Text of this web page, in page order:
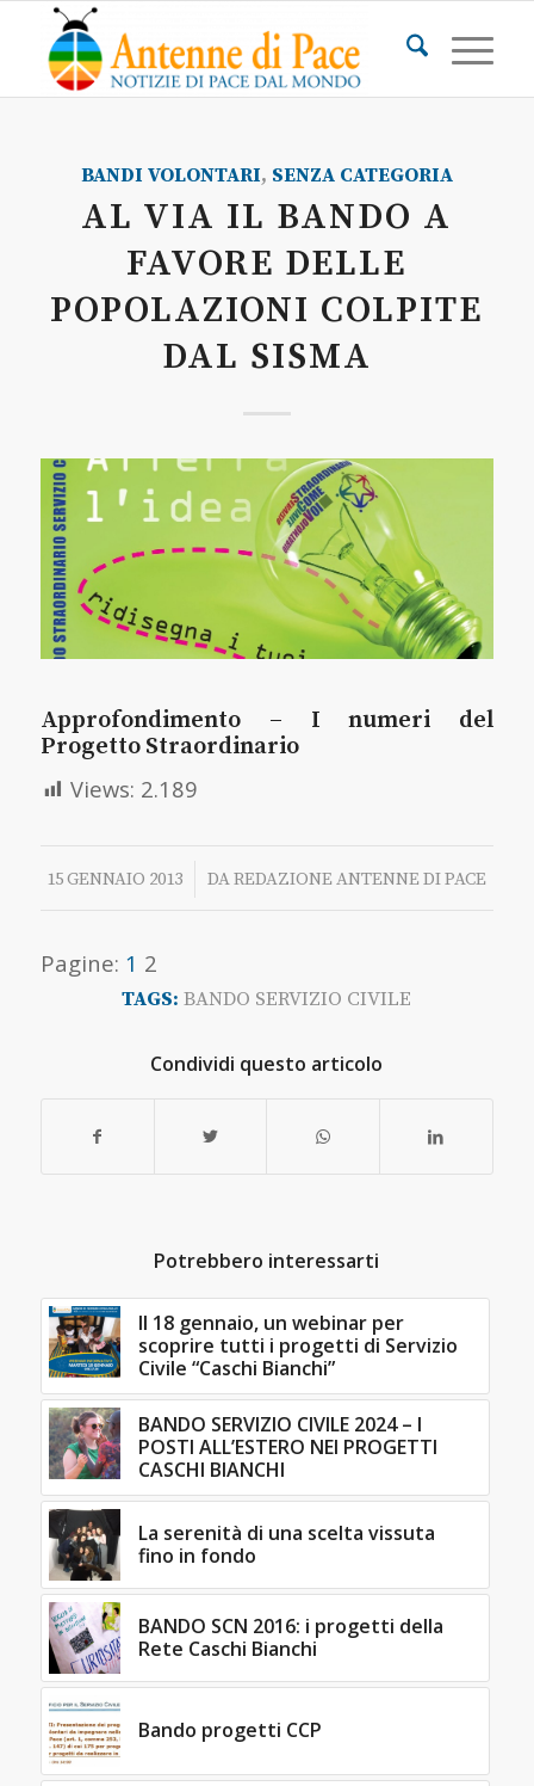
BANDI VOLONTARI, SENZA CATEGORIA
AL VIA IL BANDO A
FAVORE DELLE
POPOLAZIONI COLPITE
DAL SISMA
Approfondimento – I numeri del
Progetto Straordinario
Views: 2.189
15 GENNAIO 2013
/ DAREDAZIONE ANTENNE DI PACE
Pagine: 1 2
TAGS: BANDO SERVIZIO CIVILE
Condividi questo articolo
Potrebbero interessarti
Il 18 gennaio, un webinar per
scoprire tutti i progetti di Servizio
Civile “Caschi Bianchi”
BANDO SERVIZIO CIVILE 2024 – I
POSTI ALL’ESTERO NEI PROGETTI
CASCHI BIANCHI
La serenità di una scelta vissuta
fino in fondo
BANDO SCN 2016: i progetti della
Rete Caschi Bianchi
Bando progetti CCP